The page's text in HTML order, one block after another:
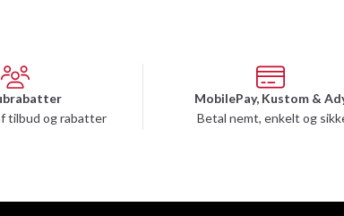
tilbud og rabatter
MobilePay, Kustom &
Betal nemt, enkelt og